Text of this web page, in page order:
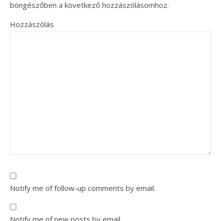
böngészőben a következő hozzászólásomhoz.
Hozzászólás
Notify me of follow-up comments by email.
Notify me of new posts by email.